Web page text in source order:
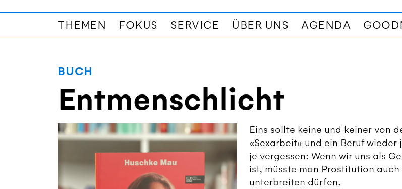
THEMEN FOKUS SERVICE ÜBER UNS AGENDA
BUCH
Entmenschlicht
Eins sollte keine und keiner von
«Sexarbeit» und ein Beruf
je vergessen: Wenn wir uns als
ist, müsste man Prostitution
unterbreiten dürfen.